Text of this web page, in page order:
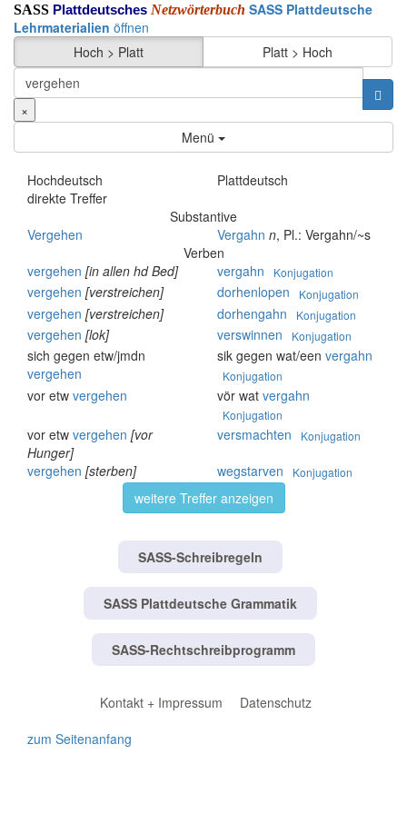
SASS Plattdeutsches Netzwörterbuch SASS Plattdeutsche
Lehrmaterialien öffnen
Hoch > Platt
Platt > Hoch
×
Menü
Hochdeutsch
Plattdeutsch
direkte Treffer
Substantive
Vergehen
Vergahn n, Pl.: Vergahn/~s
Verben
vergehen [in allen hd Bed] vergahn Konjugation
vergehen [verstreichen] dorhenlopen Konjugation
vergehen [verstreichen] dorhengahn Konjugation
vergehen [lok] verswinnen Konjugation
sich gegen etw/jmdn
vergehen
sik gegen wat/een vergahn
Konjugation
vor etw vergehen vör wat vergahn
Konjugation
vor etw vergehen [vor
Hunger]
versmachten Konjugation
vergehen [sterben] wegstarven Konjugation
weitere Treffer anzeigen
SASS-Schreibregeln
SASS Plattdeutsche Grammatik
SASS-Rechtschreibprogramm
Kontakt + Impressum
Datenschutz
zum Seitenanfang